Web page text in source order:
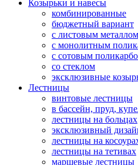
Козырьки и навесы
комбинированные
бюджетный вариант
с листовым металлом
с монолитным
с сотовым
со стеклом
эксклюзивные
Лестницы
винтовые лестницы
в бассейн, пруд,
лестницы на больцах
эксклюзивный
лестницы на
лестницы на тетивах
маршевые лестницы